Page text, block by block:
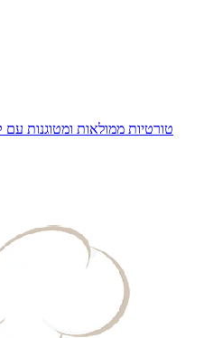
טורטיות ממולאות ומטוגנות עם